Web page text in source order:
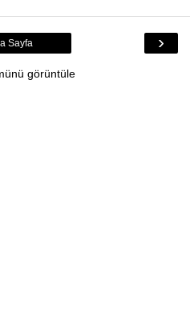
›
Sayfa
görüntüle